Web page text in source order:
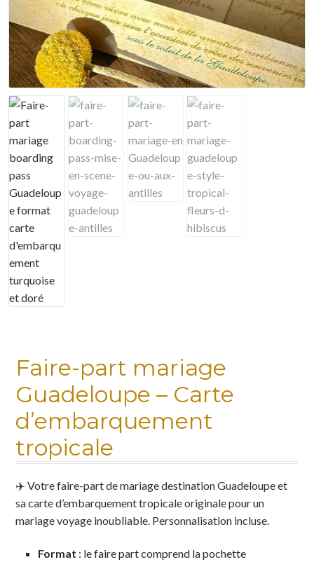
Mon compte
Nuancier
Panier
Politique de confidentialité
Test instagram
Validation de la commande
Faire-part mariage
Guadeloupe – Carte
d’embarquement
tropicale
✈️ Votre faire-part de mariage destination Guadeloupe et
sa carte d’embarquement tropicale originale pour un
mariage voyage inoubliable. Personnalisation incluse.
Format : le faire part comprend la pochette